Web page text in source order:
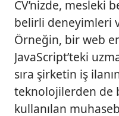
CV’nizde, mesleki
belirli deneyimleri
Örneğin, bir web
JavaScript’teki
sıra şirketin iş
teknolojilerden de
kullanılan